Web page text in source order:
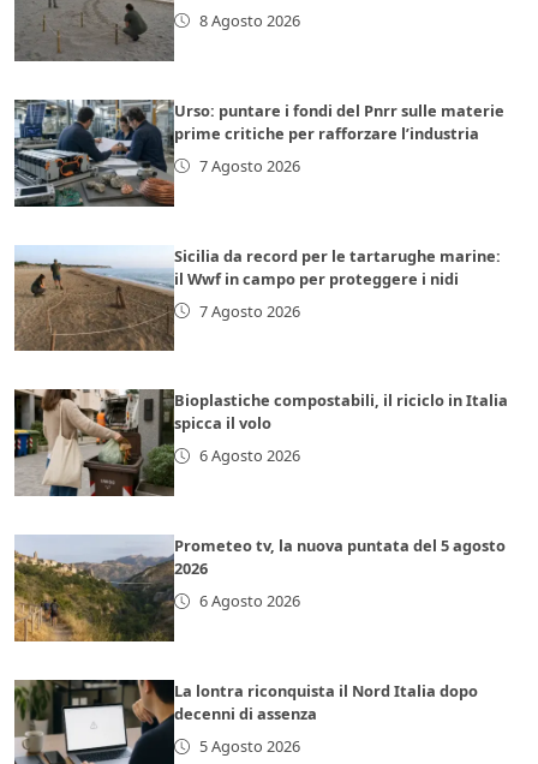
8 Agosto 2026
Urso: puntare i fondi del Pnrr sulle materie
prime critiche per rafforzare l’industria
7 Agosto 2026
Sicilia da record per le tartarughe marine:
il Wwf in campo per proteggere i nidi
7 Agosto 2026
Bioplastiche compostabili, il riciclo in Italia
spicca il volo
6 Agosto 2026
Prometeo tv, la nuova puntata del 5 agosto
2026
6 Agosto 2026
La lontra riconquista il Nord Italia dopo
decenni di assenza
5 Agosto 2026